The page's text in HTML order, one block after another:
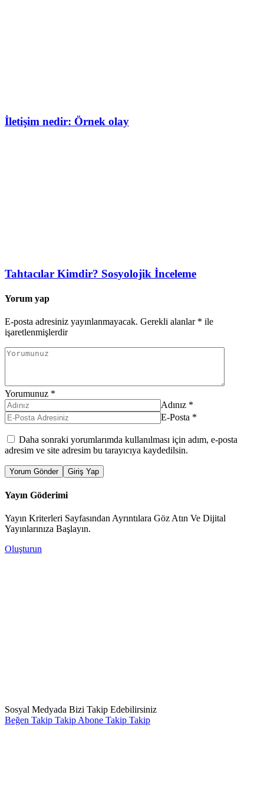
İletişim nedir: Örnek olay
Tahtacılar Kimdir? Sosyolojik İnceleme
Yorum yap
E-posta adresiniz yayınlanmayacak. Gerekli alanlar * ile
işaretlenmişlerdir
Yorumunuz *
Adınız *
E-Posta *
Daha sonraki yorumlarımda kullanılması için adım, e-posta
adresim ve site adresim bu tarayıcıya kaydedilsin.
Yorum Gönder Giriş Yap
Yayın Göderimi
Yayın Kriterleri Sayfasından Ayrıntılara Göz Atın Ve Dijital
Yayınlarınıza Başlayın.
Oluşturun
Sosyal Medyada Bizi Takip Edebilirsiniz
Beğen Takip Takip Abone Takip Takip